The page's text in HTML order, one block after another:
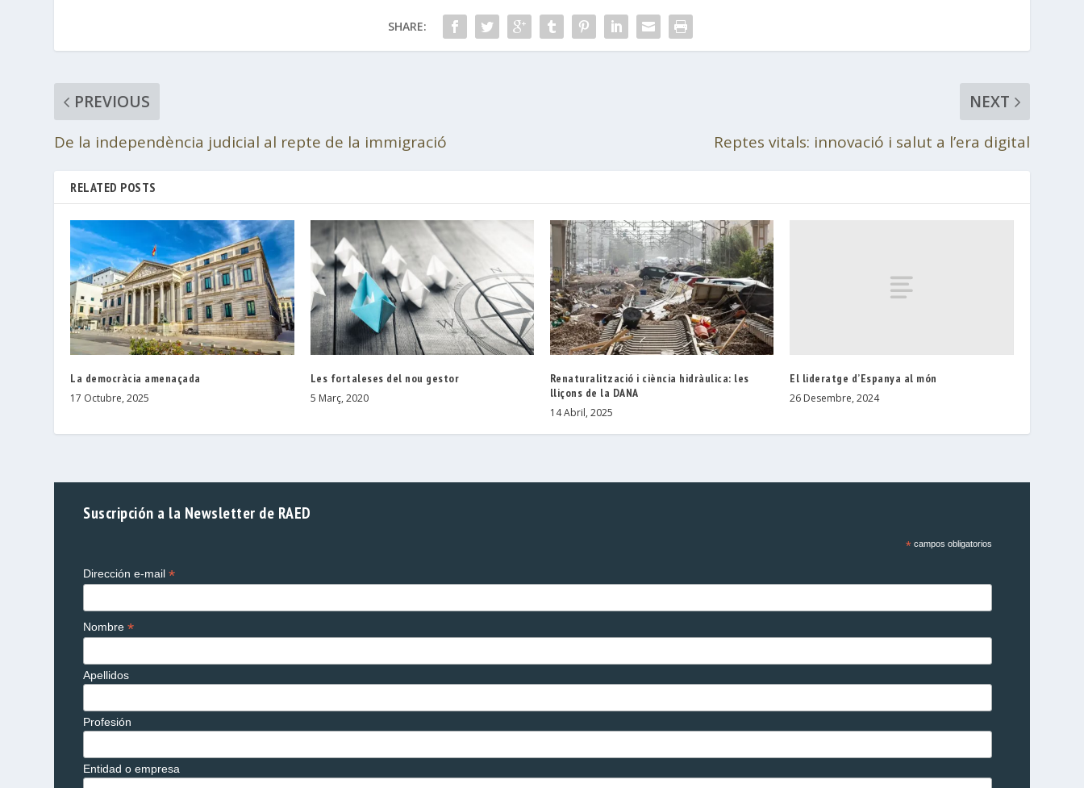
SHARE:
PREVIOUS
De la independència judicial al repte de la immigració
NEXT
Reptes vitals: innovació i salut a l’era digital
RELATED POSTS
La democràcia amenaçada
17 Octubre, 2025
Les fortaleses del nou gestor
5 Març, 2020
Renaturalització i ciència hidràulica: les
lliçons de la DANA
14 Abril, 2025
El lideratge d’Espanya al món
26 Desembre, 2024
Suscripción a la Newsletter de RAED
*campos obligatorios
Dirección e-mail*
Nombre*
Apellidos
Profesión
Entidad o empresa